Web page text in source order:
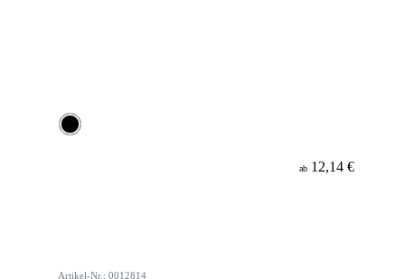
ab 12,14 €
Artikel-Nr.: 0012814